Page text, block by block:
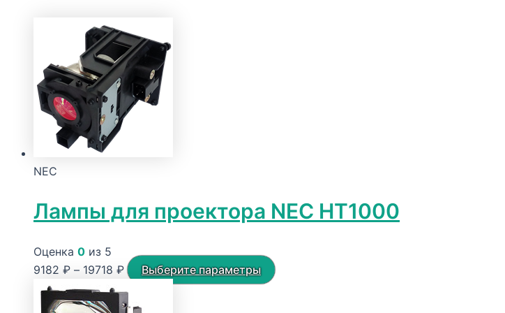
NEC
Лампы для проектора NEC HT1000
Оценка 0 из 5
9182 ₽ – 19718 ₽Диапазон
9182 ₽
Выберите параметры
Этот